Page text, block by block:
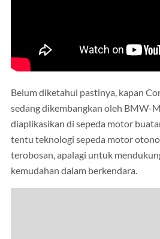
Belum diketahui pastinya, kapan
sedang dikembangkan oleh BMW-
diaplikasikan di sepeda motor
tentu teknologi sepeda motor
terobosan, apalagi untuk
kemudahan dalam berkendara.